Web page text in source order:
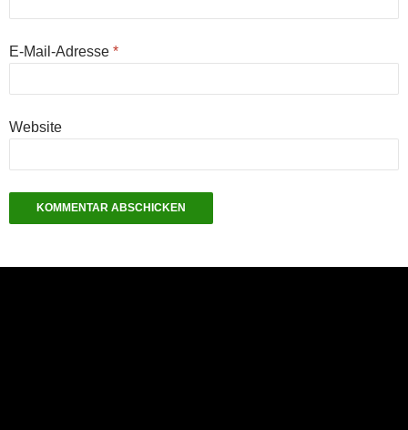
E-Mail-Adresse *
Website